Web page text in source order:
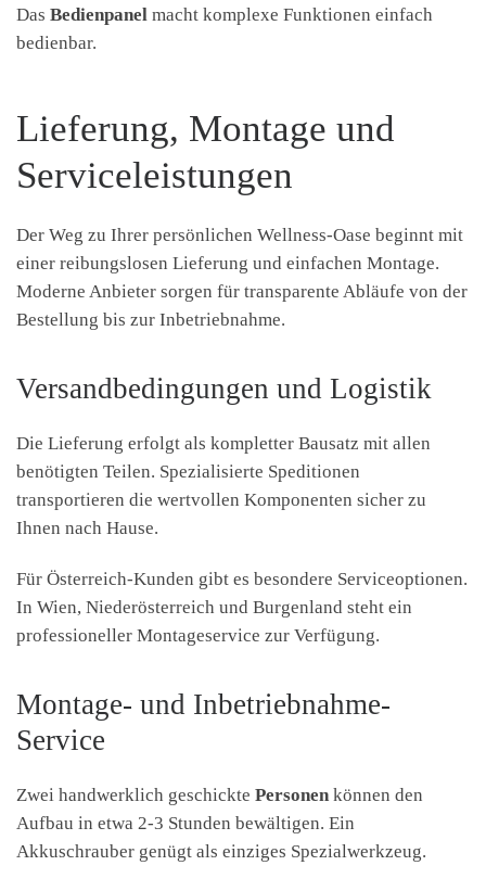
Das Bedienpanel macht komplexe Funktionen einfach
bedienbar.
Lieferung, Montage und
Serviceleistungen
Der Weg zu Ihrer persönlichen Wellness-Oase beginnt mit
einer reibungslosen Lieferung und einfachen Montage.
Moderne Anbieter sorgen für transparente Abläufe von der
Bestellung bis zur Inbetriebnahme.
Versandbedingungen und Logistik
Die Lieferung erfolgt als kompletter Bausatz mit allen
benötigten Teilen. Spezialisierte Speditionen
transportieren die wertvollen Komponenten sicher zu
Ihnen nach Hause.
Für Österreich-Kunden gibt es besondere Serviceoptionen.
In Wien, Niederösterreich und Burgenland steht ein
professioneller Montageservice zur Verfügung.
Montage- und Inbetriebnahme-
Service
Zwei handwerklich geschickte Personen können den
Aufbau in etwa 2-3 Stunden bewältigen. Ein
Akkuschrauber genügt als einziges Spezialwerkzeug.